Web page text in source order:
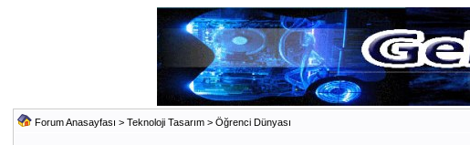
Forum Anasayfası > Teknoloji Tasarım> Öğrenci Dünyası